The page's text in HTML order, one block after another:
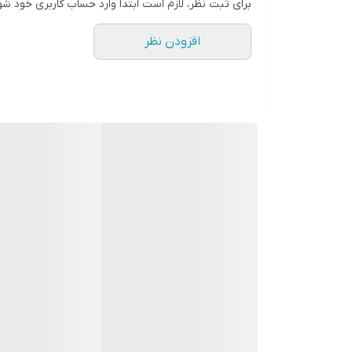
برای ثبت نظر، لازم است ابتدا وارد حساب کاربری خود
افزودن نظر